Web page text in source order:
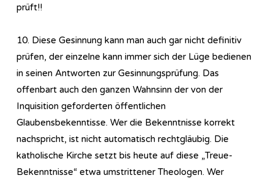
prüft!!
10. Diese Gesinnung kann man auch gar nicht definitiv
prüfen, der einzelne kann immer sich der Lüge bedienen
in seinen Antworten zur Gesinnungsprüfung. Das
offenbart auch den ganzen Wahnsinn der von der
Inquisition geforderten öffentlichen
Glaubensbekenntisse. Wer die Bekenntnisse korrekt
nachspricht, ist nicht automatisch rechtgläubig. Die
katholische Kirche setzt bis heute auf diese „Treue-
Bekenntnisse“ etwa umstrittener Theologen. Wer